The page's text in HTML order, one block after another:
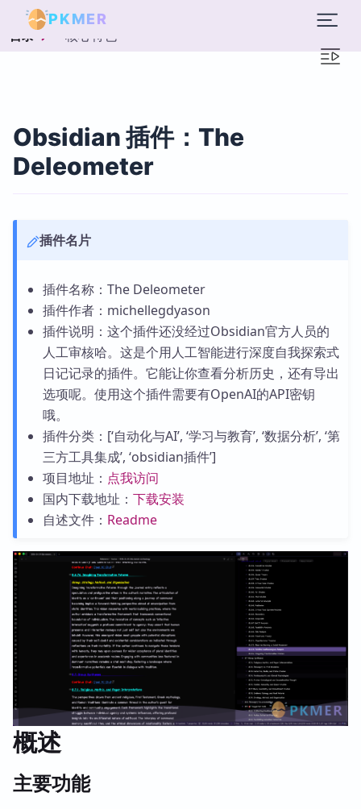
PKMER
目录 核心特色
Obsidian 插件：The
Deleometer
插件名片
插件名称：The Deleometer
插件作者：michellegdyason
插件说明：这个插件还没经过Obsidian官方人员的
人工审核哈。这是个用人工智能进行深度自我探索式
日记记录的插件。它能让你查看分析历史，还有导出
选项呢。使用这个插件需要有OpenAI的API密钥
哦。
插件分类：[‘自动化与AI’, ‘学习与教育’, ‘数据分析’, ‘第
三方工具集成’, ‘obsidian插件’]
项目地址： 点我访问
国内下载地址： 下载安装
自述文件： Readme
概述
主要功能